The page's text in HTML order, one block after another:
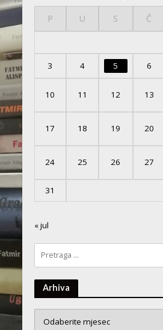
P U S Č
3 4 5 6
10 11 12 13
17 18 19 20
24 25 26 27
31
« jul
Arhiva